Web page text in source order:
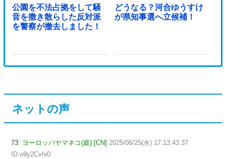
公園を不法占拠をして騒
音を撒き散らした反対派
を警察が撤去しました！
どうなる？河合ゆうすけ
が県知事選へ立候補！
ネットの声
73: ヨーロッパヤマネコ(庭) [CN] 2025/06/25(水) 17:13:43.37
ID:o9y2Cxhi0